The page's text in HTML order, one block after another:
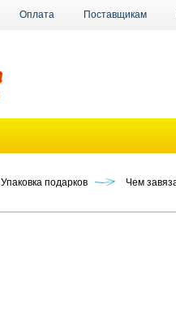
Оплата Поставщикам
Упаковка подарков Чем